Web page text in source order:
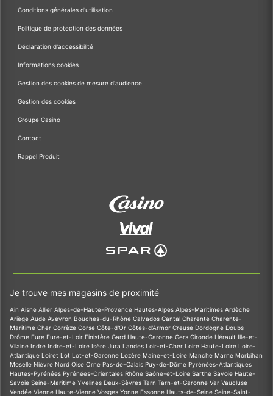
Conditions générales d'utilisation
Politique de protection des données
Déclaration d'accessibilité
Informations cookies
Gestion des cookies de mesure d'audience
Gestion des cookies
Groupe Casino
Contact
Rappel Produit
Je trouve mes magasins de proximité
Ain Aisne Allier Alpes-de-Haute-Provence Hautes-Alpes Alpes-Maritimes Ardèche
Ariège Aude Aveyron Bouches-du-Rhône Calvados Cantal Charente Charente-
Maritime Cher Corrèze Corse Côte-d'Or Côtes-d'Armor Creuse Dordogne Doubs
Drôme Eure Eure-et-Loir Finistère Gard Haute-Garonne Gers Gironde Hérault Ille-et-
Vilaine Indre Indre-et-Loire Isère Jura Landes Loir-et-Cher Loire Haute-Loire Loire-
Atlantique Loiret Lot Lot-et-Garonne Lozère Maine-et-Loire Manche Marne Morbihan
Moselle Nièvre Nord Oise Orne Pas-de-Calais Puy-de-Dôme Pyrénées-Atlantiques
Hautes-Pyrénées Pyrénées-Orientales Rhône Saône-et-Loire Sarthe Savoie Haute-
Savoie Seine-Maritime Yvelines Deux-Sèvres Tarn Tarn-et-Garonne Var Vaucluse
Vendée Vienne Haute-Vienne Vosges Yonne Essonne Hauts-de-Seine Seine-Saint-